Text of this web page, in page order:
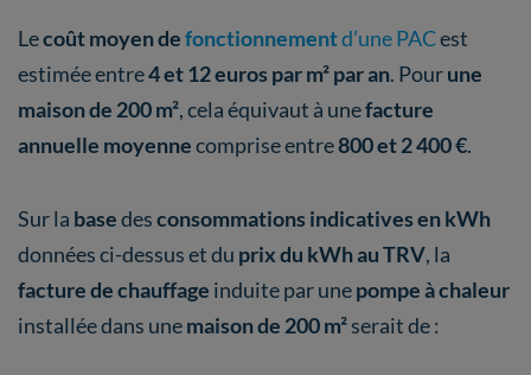
Lecoût moyen defonctionnementd’une PACest
estimée entre4 et 12 euros par m² par an. Pourune
maison de 200 m², cela équivaut à unefacture
annuelle moyennecomprise entre800 et 2 400 €.
Sur la basedesconsommations indicatives en kWh
données ci-dessus et du prix du kWh au TRV, la
facture de chauffage induite par unepompe à chaleur
installée dans unemaison de 200 m²serait de :